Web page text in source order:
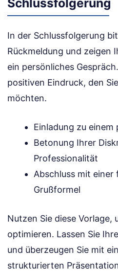
Schlussfolgerung
In der Schlussfolgerung
Rückmeldung und zeigen
ein persönliches
positiven Eindruck, den
möchten.
Einladung zu einem
Betonung Ihrer
Professionalität
Abschluss mit einer
Grußformel
Nutzen Sie diese Vorlage,
optimieren. Lassen Sie
und überzeugen Sie mit
strukturierten